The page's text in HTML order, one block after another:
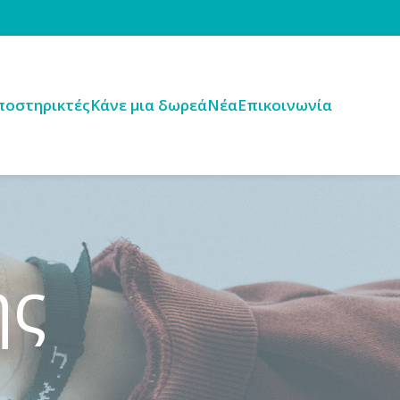
Κάνε μια δωρεάΝέαΕπικοινωνία